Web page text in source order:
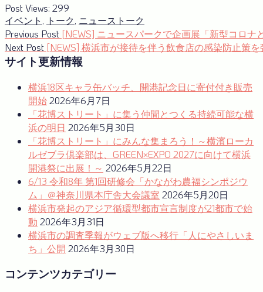
Post Views: 299
イベント , トーク, ニュース トーク
投
稿
ビ
ゲ
シ
ン
Previous Post Previous
post:
[NEWS] ニュースパークで企画展「新型コロ
Next Post Next
post:
[NEWS] 横浜市が接待を伴う飲食店の感染防止策を
サイト更新情報
横浜18区キャラ缶バッチ、開港記念日に寄付付き販売
開始2026年6月7日
「花博ストリート」に集う仲間とつくる持続可能な横
浜の明日 2026年5月30日
「花博ストリート」にみんな集まろう！～横濱ローカ
ルゼブラ倶楽部は、GREEN×EXPO 2027に向けて横浜
開港祭に出展！～ 2026年5月22日
6/13 令和8年 第1回研修会「かながわ農福シンポジウ
ム」＠神奈川県本庁舎大会議室 2026年5月20日
横浜市発起のアジア循環型都市宣言制度が21都市で始
動 2026年3月31日
横浜市の調査季報がウェブ版へ移行「人にやさしいま
ち」公開 2026年3月30日
コンテンツカテゴリー